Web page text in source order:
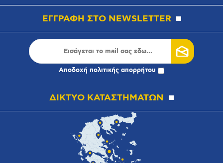
ΕΓΓΡΑΦΗ ΣΤΟ NEWSLETTER
Αποδοχή πολιτικής απορρήτου
ΔΙΚΤΥΟ ΚΑΤΑΣΤΗΜΑΤΩΝ